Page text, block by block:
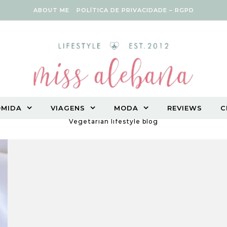
ABOUT ME POLÍTICA DE PRIVACIDADE – RGPD
Vegetarian lifestyle blog
VIAGENS MODA REVIEWS